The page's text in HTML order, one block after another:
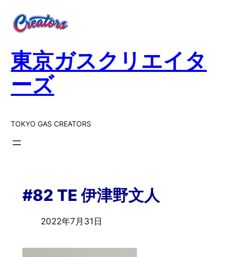
東京ガスクリエイタ
ーズ
TOKYO GAS CREATORS
#82 TE 伊津野文人
2022年7月31日